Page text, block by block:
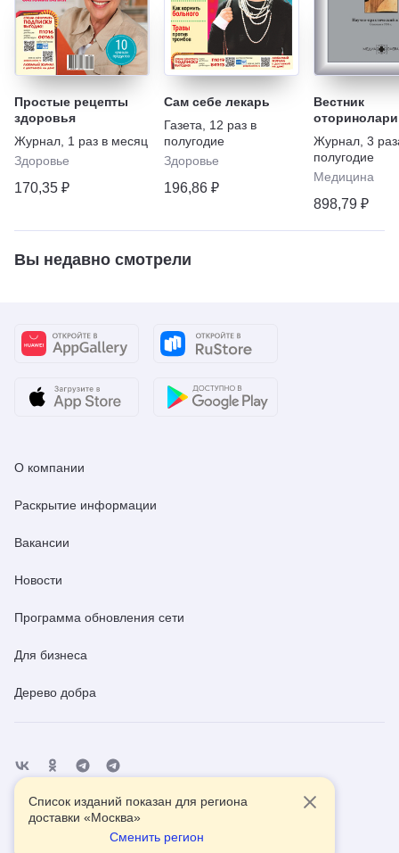
Простые рецепты
здоровья
Журнал 1 раз в месяц
Здоровье
170,35 ₽
Сам себе лекарь
Газета
12 раз в
полугодие
Здоровье
196,86 ₽
Вестник
Журнал 3
полугодие
Медицина
898,79 ₽
Вы недавно смотрели
О компании
Раскрытие информации
Вакансии
Новости
Программа обновления сети
Для бизнеса
Дерево добра
Помощь Контакты
Список изданий показан для региона
доставки «Москва»
Сменить регион